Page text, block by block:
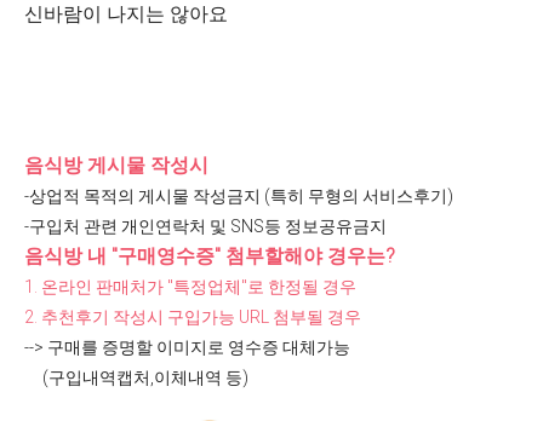
신바람이 나지는 않아요
음식방 게시물 작성시
-상업적 목적의 게시물 작성금지 (특히 무형의 서비스후기)
-구입처 관련 개인연락처 및 SNS등 정보공유금지
음식방 내 "구매영수증" 첨부할해야 경우는?
1. 온라인 판매처가 "특정업체"로 한정될 경우
2. 추천후기 작성시 구입가능 URL 첨부될 경우
--> 구매를 증명할 이미지로 영수증 대체가능
(구입내역캡처,이체내역 등)